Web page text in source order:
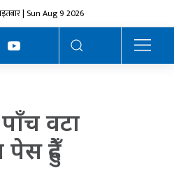
| Sun Aug 9 2026
पाँच वटा
हुँदै